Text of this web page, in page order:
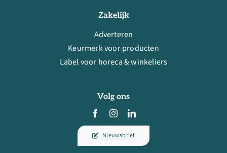
Zakelijk
Adverteren
Keurmerk voor producten
Label voor horeca & winkeliers
Volg ons
Nieuwsbrief